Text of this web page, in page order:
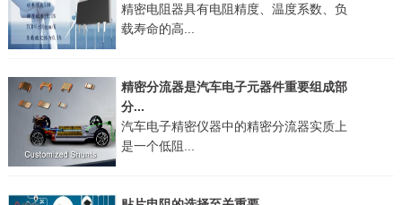
精密电阻器具有电阻精度、温度系数、负
载寿命的高...
精密分流器是汽车电子元器件重要组成部
分...
汽车电子精密仪器中的精密分流器实质上
是一个低阻...